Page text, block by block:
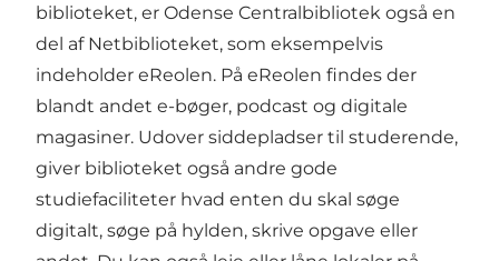
biblioteket, er Odense Centralbibliotek også en
del af Netbiblioteket, som eksempelvis
indeholder eReolen. På eReolen findes der
blandt andet e-bøger, podcast og digitale
magasiner. Udover siddepladser til studerende,
giver biblioteket også andre gode
studiefaciliteter hvad enten du skal søge
digitalt, søge på hylden, skrive opgave eller